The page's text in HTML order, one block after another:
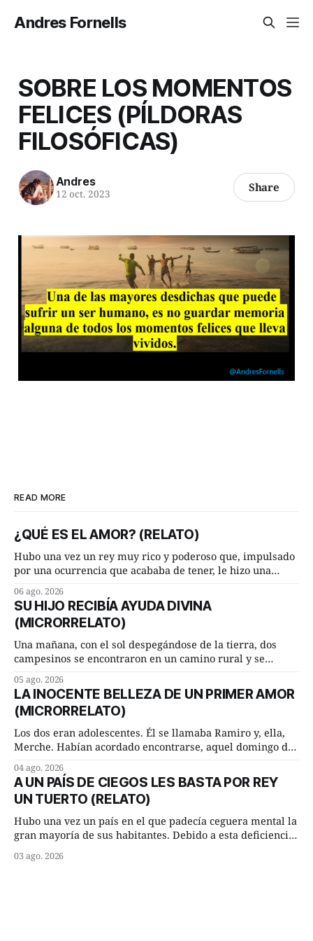
Andres Fornells
SOBRE LOS MOMENTOS
FELICES (PÍLDORAS
FILOSÓFICAS)
Andres
12 oct. 2023 Share
READ MORE
¿QUÉ ES EL AMOR? (RELATO)
Hubo una vez un rey muy rico y poderoso que, impulsado
por una ocurrencia que acababa de tener, le hizo una
Dime, hombre sabio, ¿qué es el amor según tú? Su
consejero, que era muy prudente y astuto le respondió de
inmediato:
06 ago. 2026
SU HIJO RECIBÍA AYUDA DIVINA
(MICRORRELATO)
Una mañana, con el sol despegándose de la tierra, dos
campesinos se encontraron en un camino rural y se
remolachas, Manuel? —quiso saber uno. —Eso acabo de
hacer, Paco. ¿Cómo va ese maíz tuyo? --se interesó el otro.
—De momento mejor
05 ago. 2026
LA INOCENTE BELLEZA DE UN PRIMER AMOR
(MICRORRELATO)
Los dos eran adolescentes. Él se llamaba Ramiro y, ella,
Merche. Habían acordado encontrarse, aquel domingo de
lugar del río que debía este nombre a la pronunciada
curva que la corriente fluvial presentaba en aquel punto.
Habían dispuesto que
04 ago. 2026
A UN PAÍS DE CIEGOS LES BASTA POR REY
UN TUERTO (RELATO)
Hubo una vez un país en el que padecía ceguera mental la
gran mayoría de sus habitantes. Debido a esta deficiencia,
superiores en número a los que no padecían ninguna
03 ago. 2026